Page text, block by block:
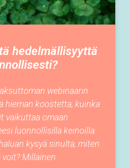
hedelmällisyyttä
webinaarin
hieman koostetta, kuinka
vaikuttaa omaan
luonnollisilla keinoilla.
kysyä sinulta, miten
voit? Millainen